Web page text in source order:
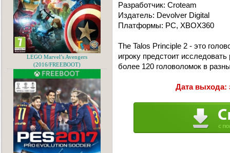
Разработчик: Croteam
Издатель: Devolver Digital
Платформы: PC, XBOX360
The Talos Principle 2 - это
игроку предстоит
более 120 головоломок в
Дата выхода:
LEGO Marvel’s Avengers
(2016/FREEBOOT)